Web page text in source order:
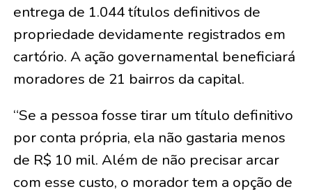
entrega de 1.044 títulos definitivos de
propriedade devidamente registrados em
cartório. A ação governamental beneficiará
moradores de 21 bairros da capital.
“Se a pessoa fosse tirar um título definitivo
por conta própria, ela não gastaria menos
de R$ 10 mil. Além de não precisar arcar
com esse custo, o morador tem a opção de